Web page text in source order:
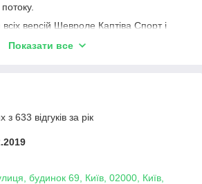
всіх версій Шевроле Каптіва Спорт і
й потраплянню вологи.
або подряпаного скла фари;
вух корпусу;
або тюнінгу оптики.
Показати все
633 відгуків за рік
будинок 69, Київ, 02000, Київ,